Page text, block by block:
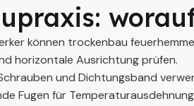
können trockenbau
horizontale Ausrichtung prüfen.
und Dichtungsband
Fugen für